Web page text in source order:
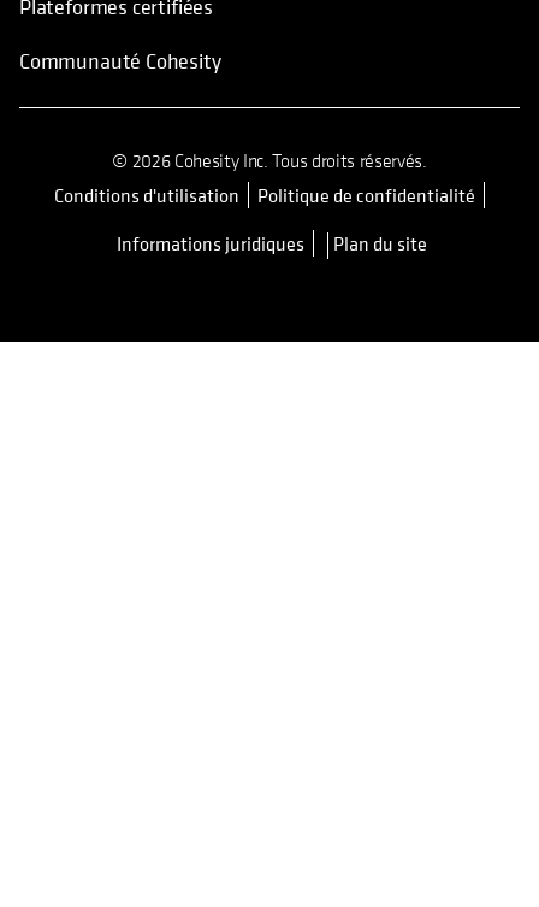
Plateformes certifiées
Communauté Cohesity
© 2026 Cohesity Inc. Tous droits réservés.
Conditions d'utilisation s’ouvre dans un nouvel onglet
Politique de confidentialité
Informations juridiques
Plan du site